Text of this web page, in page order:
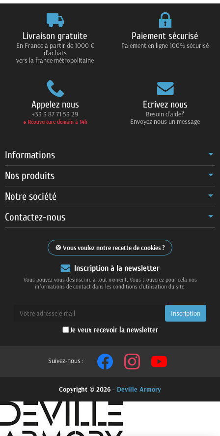
Livraison gratuite
En France à partir de 1000 €
d'achats
vers la france métropolitaine
Paiement sécurisé
Paiement en ligne 100% sécurisé
Appelez nous
+33 3 87 71 53 29
● Réouverture demain à 14h
Ecrivez nous
Besoin d'aide?
Envoyez nous un message
Informations
Nos produits
Notre société
Contactez-nous
Vous voulez notre recette de cookies ?
Inscription à la newsletter
Vous pouvez vous désinscrire à tout moment. Vous trouverez pour cela nos
informations de contact dans les conditions d'utilisation du site.
Je veux recevoir la newsletter
Suivez-nous :
Copyright © 2026 - Deville Armory